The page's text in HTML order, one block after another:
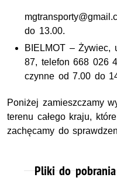
do 13.00.
BIELMOT – Żywiec,
87, telefon 668 026
czynne od 7.00 do
Poniżej zamieszczamy
terenu całego kraju,
zachęcamy do
Pliki do pobrania